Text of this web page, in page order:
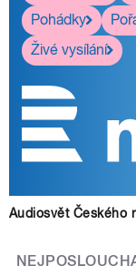
Pohádky
Živé vysílání
Audiosvět Českého